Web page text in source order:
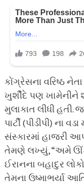
કોંગ્રેસના વરિષ્ઠ
ખુર્શીદે પણ ખામેનીને
મુલાકાત લીધી હતી.
પાર્ટી (પીડીપી)
સંસ્કારમાં હાજરી
તેમણે લખ્યું, “અમે
ઈરાનના બહાદુર
તેમના ઉષ્માભર્યા